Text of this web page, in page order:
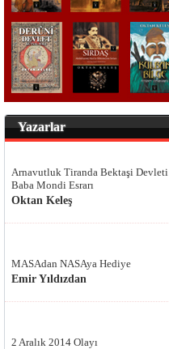
Yazarlar
Arnavutluk Tiranda Bektaşi Devleti
Baba Mondi Esrarı
Oktan Keleş
MASAdan NASAya Hediye
Emir Yıldızdan
2 Aralık 2014 Olayı